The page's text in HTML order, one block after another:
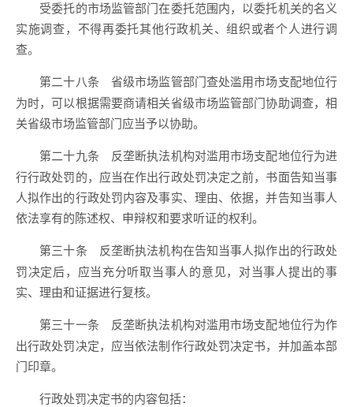
受委托的市场监管部门在委托范围内，以委托机关的名义
实施调查，不得再委托其他行政机关、组织或者个人进行调
查。
第二十八条 省级市场监管部门查处滥用市场支配地位行
为时，可以根据需要商请相关省级市场监管部门协助调查，相
关省级市场监管部门应当予以协助。
第二十九条
反垄断执法机构对滥用市场支配地位行为进
行行政处罚的，应当在作出行政处罚决定之前，书面告知当事
人拟作出的行政处罚内容及事实、理由、依据，并告知当事人
依法享有的陈述权、申辩权和要求听证的权利。
第三十条
反垄断执法机构在告知当事人拟作出的行政处
罚决定后，应当充分听取当事人的意见，对当事人提出的事
实、理由和证据进行复核。
第三十一条
反垄断执法机构对滥用市场支配地位行为作
出行政处罚决定，应当依法制作行政处罚决定书，并加盖本部
门印章。
行政处罚决定书的内容包括：